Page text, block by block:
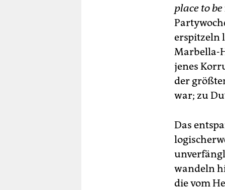
place to be
erspitzeln
Marbella-
jenes
der
war; zu
Das
wandeln
die vom